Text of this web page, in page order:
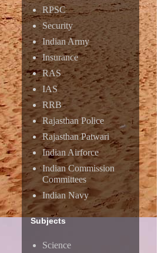
RPSC
Security
Indian Army
Insurance
RAS
IAS
RRB
Rajasthan Police
Rajasthan Patwari
Indian Airforce
Indian Commission
Committees
Indian Navy
Subjects
Science